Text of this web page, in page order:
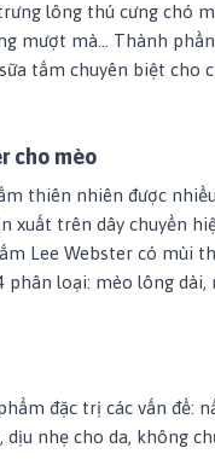
lông thú cưng chó
mượt mà… Thành
tắm chuyên biệt cho
cho mèo
thiên nhiên được
xuất trên dây chuyền
Lee Webster có mùi
phân loại: mèo lông
đặc trị các vấn đề:
nhẹ cho da, không